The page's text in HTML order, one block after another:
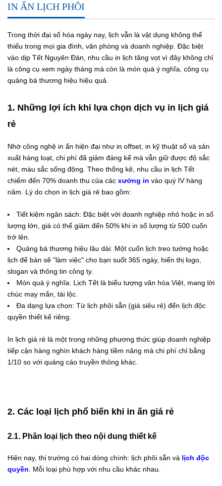
IN ẤN LỊCH PHÔI
Trong thời đại số hóa ngày nay, lịch vẫn là vật dụng không thể
thiếu trong mọi gia đình, văn phòng và doanh nghiệp. Đặc biệt
vào dịp Tết Nguyên Đán, nhu cầu in lịch tăng vọt vì đây không chỉ
là công cụ xem ngày tháng mà còn là món quà ý nghĩa, công cụ
quảng bá thương hiệu hiệu quả.
1. Những lợi ích khi lựa chọn dịch vụ in lịch giá
rẻ
Nhờ công nghệ in ấn hiện đại như in offset, in kỹ thuật số và sản
xuất hàng loạt, chi phí đã giảm đáng kể mà vẫn giữ được độ sắc
nét, màu sắc sống động. Theo thống kê, nhu cầu in lịch Tết
chiếm đến 70% doanh thu của các xưởng in vào quý IV hàng
năm. Lý do chọn in lịch giá rẻ bao gồm:
Tiết kiệm ngân sách: Đặc biệt với doanh nghiệp nhỏ hoặc in số
lượng lớn, giá có thể giảm đến 50% khi in số lượng từ 500 cuốn
trở lên.
Quảng bá thương hiệu lâu dài: Một cuốn lịch treo tường hoặc
lịch để bàn sẽ "làm việc" cho bạn suốt 365 ngày, hiển thị logo,
slogan và thông tin công ty.
Món quà ý nghĩa: Lịch Tết là biểu tượng văn hóa Việt, mang lời
chúc may mắn, tài lộc.
Đa dạng lựa chọn: Từ lịch phôi sẵn (giá siêu rẻ) đến lịch độc
quyền thiết kế riêng.
In lịch giá rẻ là một trong những phương thức giúp doanh nghiệp
tiếp cận hàng nghìn khách hàng tiềm năng mà chi phí chỉ bằng
1/10 so với quảng cáo truyền thông khác.
2. Các loại lịch phổ biến khi in ấn giá rẻ
2.1. Phân loại lịch theo nội dung thiết kế
Hiện nay, thị trường có hai dòng chính: lịch phôi sẵn và lịch độc
quyền . Mỗi loại phù hợp với nhu cầu khác nhau.